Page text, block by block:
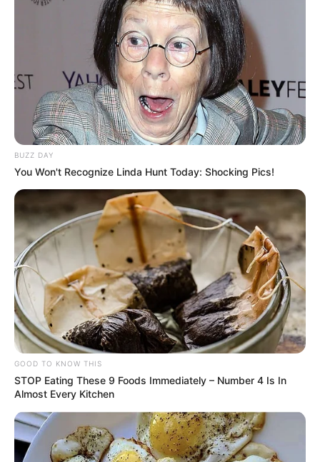
OBSERWUJ NAS W GOOGLE NEWS, BY BYĆ NA
BIEŻĄCO!
Facebook Twitter Google+
Tagi: co dziś obejrzeć na Netflix Co obejrzeć na Disney+
obejrzeć na netflix
Disney Plus
Netflix
Netflix film Play Dirty
Potwór: Historia Eda
Geina
Prime Video Prime Video filmy
Prime Video
BUZZ DAY
You Won't Recognize Linda Hunt Today: Shocking Pics!
GOOD TO KNOW THIS
STOP Eating These 9 Foods Immediately – Number 4 Is In
Almost Every Kitchen